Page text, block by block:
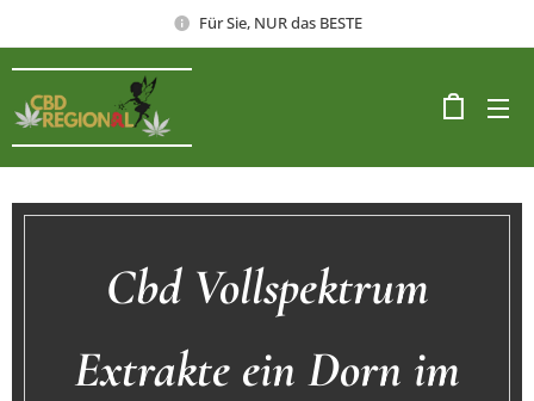
Für Sie, NUR das BESTE
Cbd Vollspektrum
Extrakte ein Dorn im